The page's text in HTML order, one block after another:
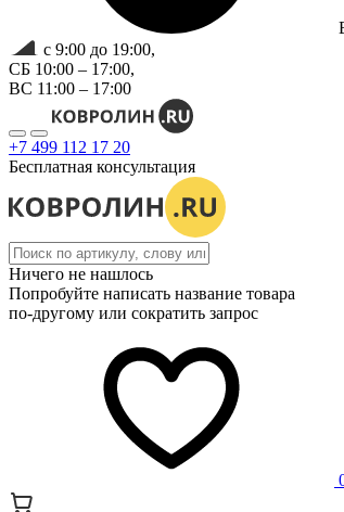
с 9:00 до 19:00,
СБ 10:00 – 17:00,
ВС 11:00 – 17:00
+7 499 112 17 20
Бесплатная консультация
Ничего не нашлось
Попробуйте написать название товара
по-другому или сократить запрос